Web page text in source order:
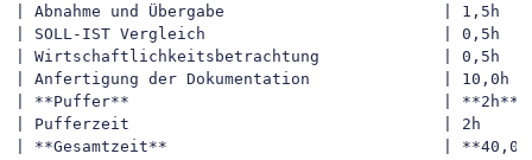
| Abnahme und Übergabe                       |
| SOLL-IST Vergleich                         | 0,5h
| Wirtschaftlichkeitsbetrachtung             | 0,5h
| Anfertigung der Dokumentation              |
| **Puffer**                                 |
| Pufferzeit                                 | 2h
| **Gesamtzeit**                             |